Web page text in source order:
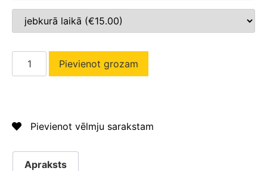
Pievienot grozam
Pievienot vēlmju sarakstam
Apraksts